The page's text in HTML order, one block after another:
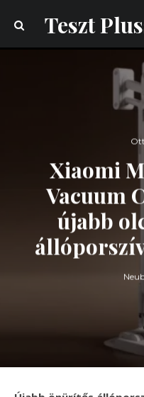
Teszt
Xiaomi
Vacuum
újabb